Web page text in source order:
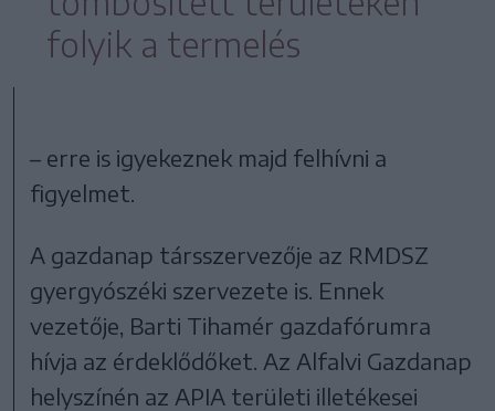
folyik a termelés
– erre is igyekeznek majd felhívni a
figyelmet.
A gazdanap társszervezője az RMDSZ
gyergyószéki szervezete is. Ennek
vezetője, Barti Tihamér gazdafórumra
hívja az érdeklődőket. Az Alfalvi Gazdanap
helyszínén az APIA területi illetékesei